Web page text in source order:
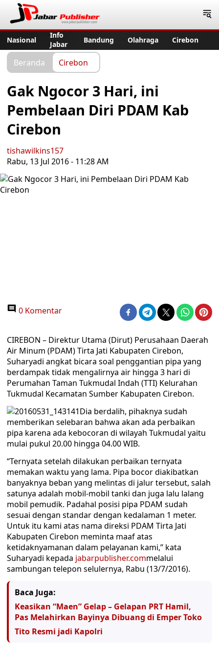
Nasional
Info
Jabar
Bandung Olahraga Cirebon
Beranda Cirebon
Gak Ngocor 3 Hari, ini
Pembelaan Diri PDAM Kab
Cirebon
tishawilkins157
Rabu, 13 Jul 2016 - 11:28 AM
0 Komentar
CIREBON – Direktur Utama (Dirut) Perusahaan Daerah
Air Minum (PDAM) Tirta Jati Kabupaten Cirebon,
Suharyadi angkat bicara soal penggantian pipa yang
berdampak tidak mengalirnya air hingga 3 hari di
Perumahan Taman Tukmudal Indah (TTI) Kelurahan
Tukmudal Kecamatan Sumber Kabupaten Cirebon.
Dia berdalih, pihaknya sudah
memberikan selebaran bahwa akan ada perbaikan
pipa karena ada kebocoran di wilayah Tukmudal yaitu
mulai pukul 20.00 hingga 04.00 WIB.
“Ternyata setelah dilakukan perbaikan ternyata
memakan waktu yang lama. Pipa bocor diakibatkan
banyaknya beban yang melintas di jalur tersebut, salah
satunya adalah mobil-mobil tanki dan juga lalu lalang
mobil pemudik. Padahal posisi pipa PDAM sudah
sesuai dengan standar dengan kedalaman 1 meter.
Untuk itu kami atas nama direksi PDAM Tirta Jati
Kabupaten Cirebon meminta maaf atas
ketidaknyamanan dalam pelayanan kami,” kata
Suharyadi kepada jabarpublisher.commelalui
sambungan telepon selulernya, Rabu (13/7/2016).
Baca Juga:
Keasikan “Maen” Gelap – Gelapan PRT Hamil,
Pas Melahirkan Bayinya Dibuang di Emper Toko
Tito Resmi jadi Kapolri